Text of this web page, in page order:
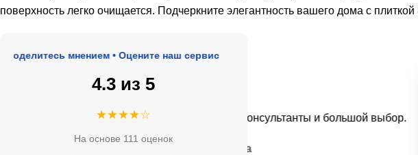
поверхность легко очищается. Подчеркните элегантность вашего дома с
мнением • Оцените наш сервис
4.3 из 5
★★★★☆
На основе 111 оценок
адекватные цены.
★★★★★
Очень приятные консультанты и большой выбор.